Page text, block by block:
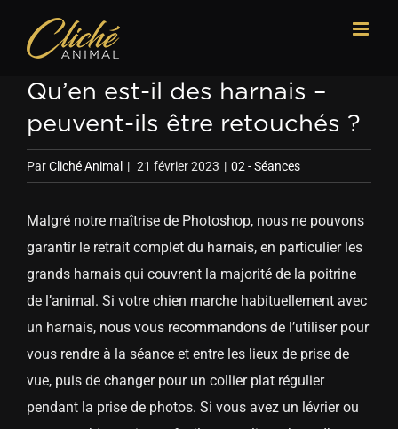
Qu’en est-il des harnais –
peuvent-ils être retouchés ?
ParCliché Animal | 21 février 2023 | 02 - Séances
Malgré notre maîtrise de Photoshop, nous ne pouvons
garantir le retrait complet du harnais, en particulier les
grands harnais qui couvrent la majorité de la poitrine
de l’animal. Si votre chien marche habituellement avec
un harnais, nous vous recommandons de l’utiliser pour
vous rendre à la séance et entre les lieux de prise de
vue, puis de changer pour un collier plat régulier
pendant la prise de photos. Si vous avez un lévrier ou